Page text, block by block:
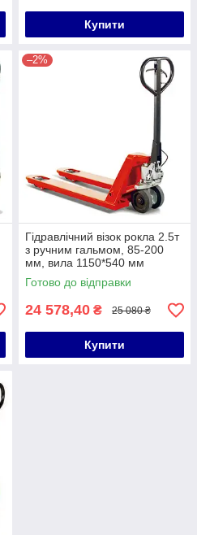
Купити
–2%
Гідравлічний візок рокла 2.5т
з ручним гальмом, 85-200
мм, вила 1150*540 мм
POWERLIFT HPT25GPHB
Готово до відправки
24 578,40 ₴ 25 080 ₴
Купити